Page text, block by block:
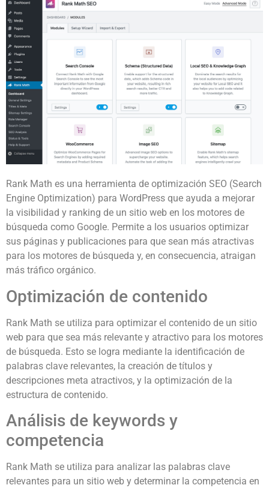
Rank Math es una herramienta de optimización SEO (Search
Engine Optimization) para WordPress que ayuda a mejorar
la visibilidad y ranking de un sitio web en los motores de
búsqueda como Google. Permite a los usuarios optimizar
sus páginas y publicaciones para que sean más atractivas
para los motores de búsqueda y, en consecuencia, atraigan
más tráfico orgánico.
Optimización de contenido
Rank Math se utiliza para optimizar el contenido de un sitio
web para que sea más relevante y atractivo para los motores
de búsqueda. Esto se logra mediante la identificación de
palabras clave relevantes, la creación de títulos y
descripciones meta atractivos, y la optimización de la
estructura de contenido.
Análisis de keywords y
competencia
Rank Math se utiliza para analizar las palabras clave
relevantes para un sitio web y determinar la competencia en